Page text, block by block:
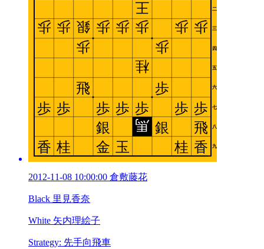
2012-11-08 10:00:00 倉敷藤花
Black 里見香奈
White 矢内理絵子
Strategy: 先手向飛車